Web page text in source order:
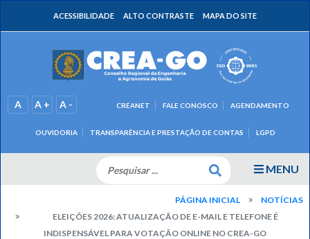
ACESSIBILIDADE ALTO CONTRASTE MAPA DO SITE
A A + A -
OUVIDORIA TRANSPARÊNCIA E PRESTAÇÃO DE CONTAS LGPD
CREANET FALE CONOSCO AGENDAMENTO
MENU
PÁGINA INICIAL
NOTÍCIAS
ELEIÇÕES 2026: ATUALIZAÇÃO DE E-MAIL E TELEFONE É
INDISPENSÁVEL PARA VOTAÇÃO ONLINE NO CREA-GO